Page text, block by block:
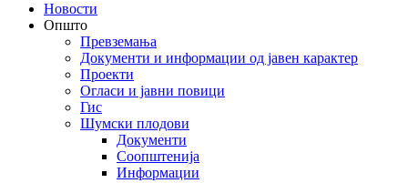
Новости
Општо
Превземања
Документи и информации од јавен карактер
Проекти
Огласи и јавни повици
Гис
Шумски плодови
Документи
Соопштенија
Информации